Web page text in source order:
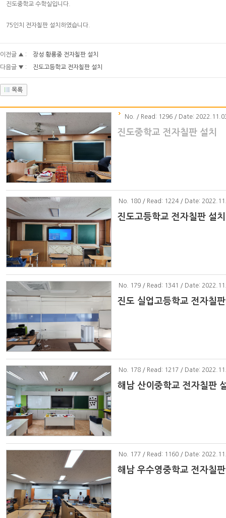
진도중학교 수학실입니다.
75인치 전자칠판 설치하였습니다.
이전글 ▲ : 장성 황룡중 전자칠판 설치
다음글 ▼ : 진도고등학교 전자칠판 설치
목록
No . / Read: 1296 / Date:
진도중학교 전자칠판 설치
No . 180 / Read: 1224 / Date:
진도고등학교 전자칠판 설치
No . 179 / Read: 1341 / Date:
진도 실업고등학교 전자칠
No . 178 / Read: 1217 / Date:
해남 산이중학교 전자칠판
No . 177 / Read: 1160 / Date:
해남 우수영중학교 전자칠